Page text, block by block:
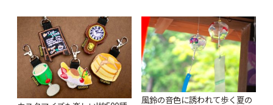
風鈴の音色に誘われて歩く夏の